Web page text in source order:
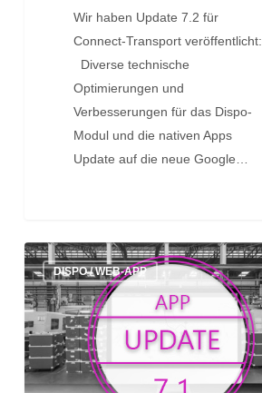
Wir haben Update 7.2 für
Connect-Transport veröffentlicht:
Diverse technische
Optimierungen und
Verbesserungen für das Dispo-
Modul und die nativen Apps
Update auf die neue Google…
Update:
Version
7.1
DISPO / WEB-APP